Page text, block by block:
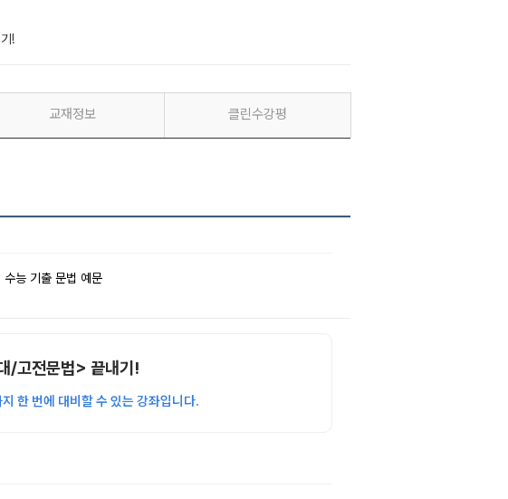
!
교재정보 클린수강평
능 기출 문법 예문
/고전문법> 끝내기!
한 번에 대비할 수 있는 강좌입니다.